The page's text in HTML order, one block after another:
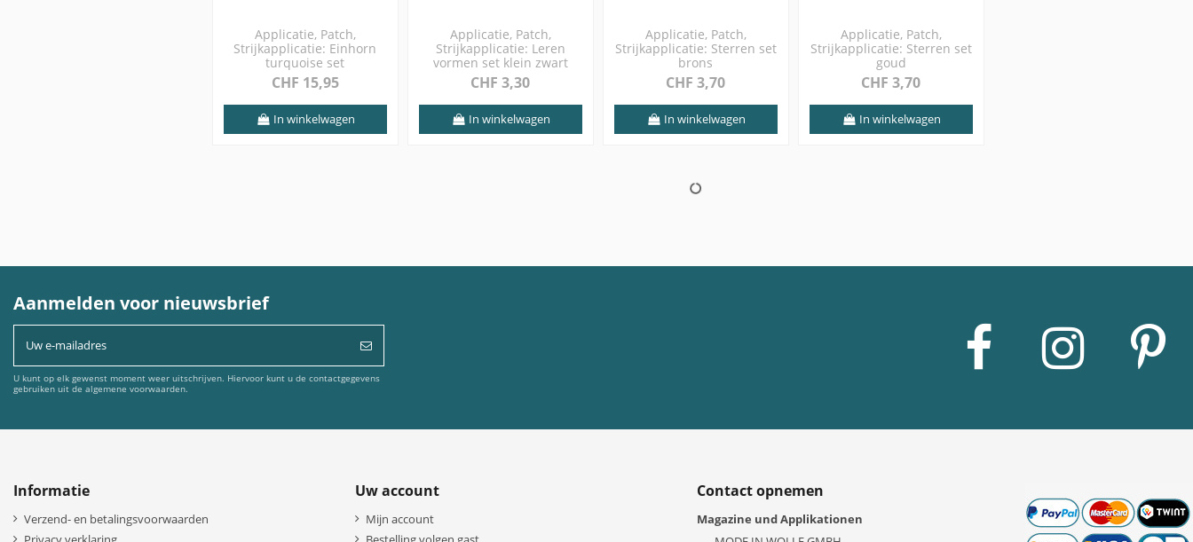
Applicatie, Patch,
Strijkapplicatie: Einhorn
turquoise set
CHF 15,95
In winkelwagen
Applicatie, Patch,
Strijkapplicatie: Leren
vormen set klein zwart
CHF 3,30
In winkelwagen
Applicatie, Patch,
Strijkapplicatie: Sterren set
brons
CHF 3,70
In winkelwagen
Applicatie, Patch,
Strijkapplicatie: Sterren set
goud
CHF 3,70
In winkelwagen
Aanmelden voor nieuwsbrief
U kunt op elk gewenst moment weer uitschrijven. Hiervoor kunt u de contactgegevens
gebruiken uit de algemene voorwaarden.
Informatie
Verzend- en betalingsvoorwaarden
Uw account
Mijn account
Contact opnemen
Magazine und Applikationen